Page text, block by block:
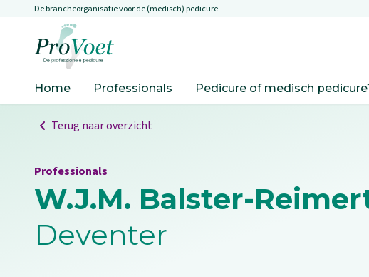
Overslaan en naar de inhoud gaan
De brancheorganisatie voor de (medisch) pedicure
Home Professionals Pedicure of medisch
Terug naar overzicht
Professionals
W.J.M. Balster-
Deventer